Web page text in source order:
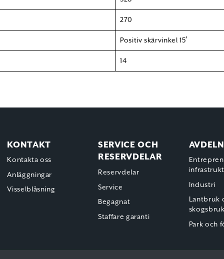
270
Positiv skärvinkel 15′
14
KONTAKT
Kontakta oss
Anläggningar
Visselblåsning
SERVICE OCH
RESERVDELAR
Reservdelar
Service
Begagnat
Staffare garanti
Industri
Lantbruk
skogsbruk
Park och